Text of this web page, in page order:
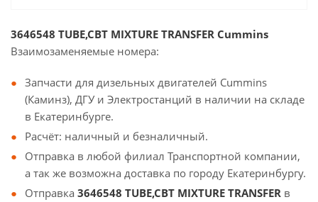
3646548 TUBE,CBT MIXTURE TRANSFER Cummins
Взаимозаменяемые номера:
Запчасти для дизельных двигателей Cummins
(Каминз), ДГУ и Электростанций в наличии на складе
в Екатеринбурге.
Расчёт: наличный и безналичный.
Отправка в любой филиал Транспортной компании,
а так же возможна доставка по городу Екатеринбургу.
Отправка 3646548 TUBE,CBT MIXTURE TRANSFER в